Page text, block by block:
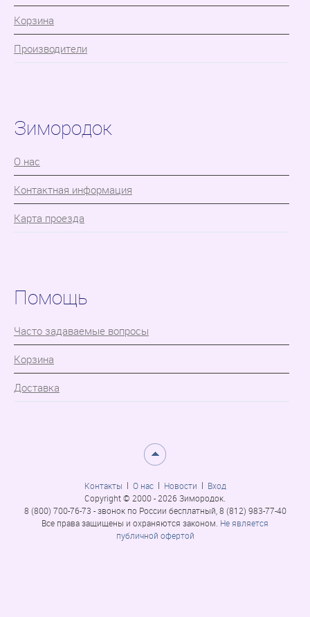
Корзина
Производители
Зимородок
О нас
Контактная информация
Карта проезда
Помощь
Часто задаваемые вопросы
Корзина
Доставка
Контакты О нас Новости
Вход
Copyright © 2000 - 2026 Зимородок.
8 (800) 700-76-73 - звонок по России бесплатный, 8 (812) 983-77-40
Все права защищены и охраняются законом. Не является
публичной офертой